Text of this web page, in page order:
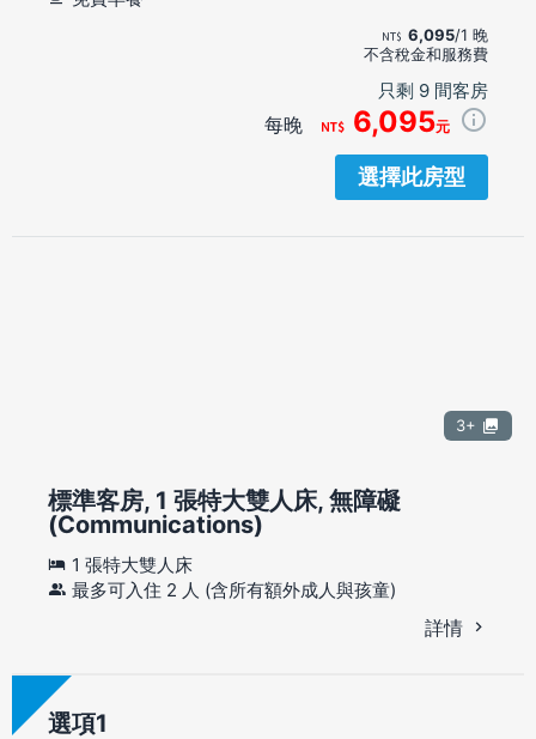
6,095/1 晚
不含稅金和服務費
只剩 9 間客房
每晚 6,095元
選擇此房型
3+
標準客房, 1 張特大雙人床, 無障礙
(Communications)
1 張特大雙人床
最多可入住 2 人 (含所有額外成人與孩童)
詳情
選項